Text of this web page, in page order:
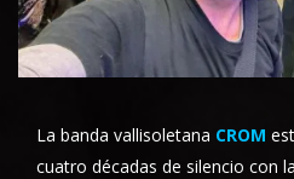
La banda vallisoletana CROM
cuatro décadas de silencio con